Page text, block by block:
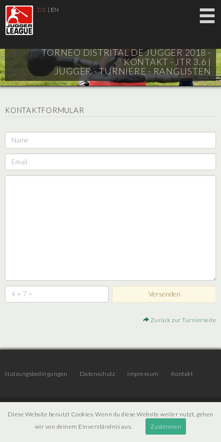
DE | EN
TORNEO DISTRITAL DE JUGGER 2018 -
KONTAKT - JTR 3.6 |
JUGGER - TURNIERE - RANGLISTEN
KONTAKTFORMULAR
Zurück zur Turnierseite
Nutzungsbedingungen Datenschutz Impressum Kontakt
Diese Website benutzt Cookies. Wenn du diese Website weiter nutzt, gehen
wir von deinem Einverständnis aus.
Zustimmen